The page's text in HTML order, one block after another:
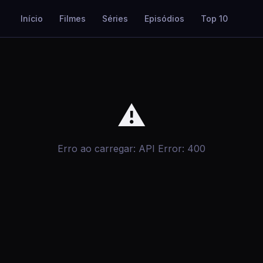
Início Filmes Séries Episódios Top 10
⚠
Erro ao carregar: API Error: 400